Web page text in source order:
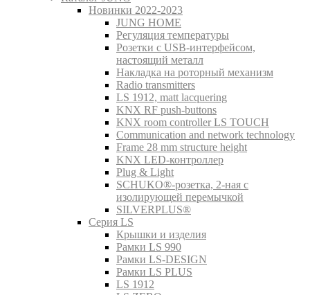
Новинки 2022-2023
JUNG HOME
Регуляция температуры
Розетки с USB-интерфейсом,
настоящий металл
Накладка на роторный механизм
Radio transmitters
LS 1912, matt lacquering
KNX RF push-buttons
KNX room controller LS TOUCH
Communication and network technology
Frame 28 mm structure height
KNX LED-контроллер
Plug & Light
SCHUKO®-розетка, 2-ная с
изолирующей перемычкой
SILVERPLUS®
Серия LS
Крышки и изделия
Рамки LS 990
Рамки LS-DESIGN
Рамки LS PLUS
LS 1912